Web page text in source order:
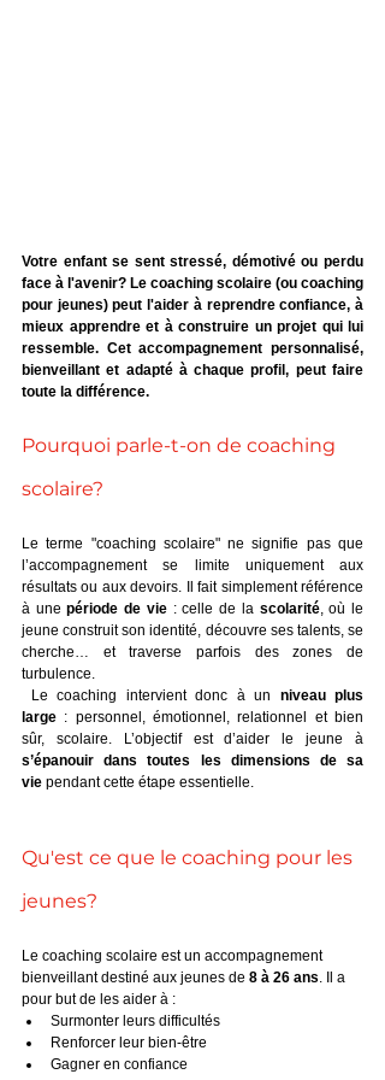
Votre enfant se sent stressé, démotivé ou perdu
face à l'avenir? Le coaching scolaire (ou coaching
pour jeunes) peut l'aider à reprendre confiance, à
mieux apprendre et à construire un projet qui lui
ressemble. Cet accompagnement personnalisé,
bienveillant et adapté à chaque profil, peut faire
toute la différence.
Pourquoi parle-t-on de coaching
scolaire?
Le terme "coaching scolaire" ne signifie pas que
l’accompagnement se limite uniquement aux
résultats ou aux devoirs. Il fait simplement référence
à une période de vie : celle de la scolarité, où le
jeune construit son identité, découvre ses talents, se
cherche… et traverse parfois des zones de
turbulence.
Le coaching intervient donc à un niveau plus
large : personnel, émotionnel, relationnel et bien
s’épanouir dans toutes les dimensions de sa
vie pendant cette étape essentielle.
Qu'est ce que le coaching pour les
jeunes?
Le coaching scolaire est un accompagnement
bienveillant destiné aux jeunes de 8 à 26 ans . Il a
pour but de les aider à :
Surmonter leurs difficultés
Renforcer leur bien-être
Gagner en confiance